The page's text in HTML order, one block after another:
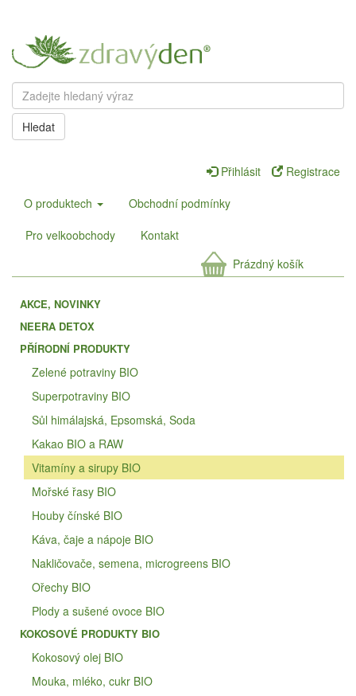
Hledat
Přihlásit
Registrace
O produktech
Obchodní podmínky
Pro velkoobchody
Kontakt
Prázdný košík
AKCE, NOVINKY
NEERA DETOX
PŘÍRODNÍ PRODUKTY
Zelené potraviny BIO
Superpotraviny BIO
Sůl himálajská, Epsomská, Soda
Kakao BIO a RAW
Vitamíny a sirupy BIO
Mořské řasy BIO
Houby čínské BIO
Káva, čaje a nápoje BIO
Nakličovače, semena, microgreens BIO
Ořechy BIO
Plody a sušené ovoce BIO
KOKOSOVÉ PRODUKTY BIO
Kokosový olej BIO
Mouka, mléko, cukr BIO